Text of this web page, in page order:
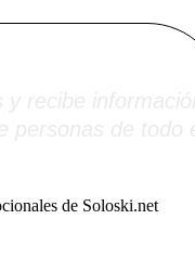
recibe información
de Soloski.net